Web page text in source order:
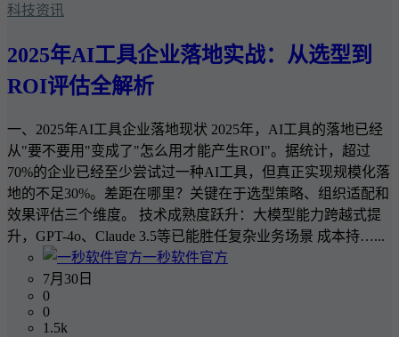
科技资讯
2025年AI工具企业落地实战：从选型到
ROI评估全解析
一、2025年AI工具企业落地现状 2025年，AI工具的落地已经
从"要不要用"变成了"怎么用才能产生ROI"。据统计，超过
70%的企业已经至少尝试过一种AI工具，但真正实现规模化落
地的不足30%。差距在哪里？关键在于选型策略、组织适配和
效果评估三个维度。 技术成熟度跃升：大模型能力跨越式提
升，GPT-4o、Claude 3.5等已能胜任复杂业务场景 成本持…...
一秒软件官方
7月30日
0
0
1.5k